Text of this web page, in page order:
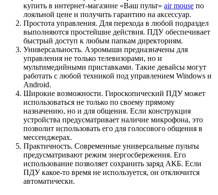
купить в интернет-магазине «Ваш пульт» air mouse по
лояльной цене и получить гарантию на аксессуар.
Простота управления. Для перехода в любой подраздел
выполняются простейшие действия. ПДУ обеспечивает
быстрый доступ к любым папкам директориям.
Универсальность. Аэромыши предназначены для
управления не только телевизорами, но и
мультимедийными приставками. Такие девайсы могут
работать с любой техникой под управлением Windows и
Android.
Широкие возможности. Гироскопический ПДУ может
использоваться не только по своему прямому
назначению, но и для общения. Если конструкция
устройства предусматривает наличие микрофона, это
позволит использовать его для голосового общения в
мессенджерах.
Практичность. Современные универсальные пульты
предусматривают режим энергосбережения. Его
использование позволяет сохранить заряд АКБ. Если
ПДУ какое-то время не используется, он отключится
автоматически.